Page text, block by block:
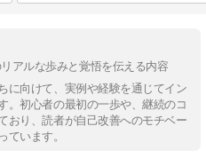
アルな歩みと覚悟を伝える内容
に向けて、実例や経験を通じてイン
。初心者の最初の一歩や、継続のコ
おり、読者が自己改善へのモチベー
ています。